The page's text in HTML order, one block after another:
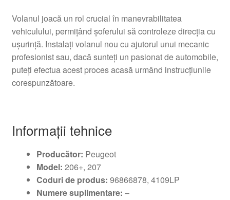
Volanul joacă un rol crucial în manevrabilitatea
vehiculului, permițând șoferului să controleze direcția cu
ușurință. Instalați volanul nou cu ajutorul unui mecanic
profesionist sau, dacă sunteți un pasionat de automobile,
puteți efectua acest proces acasă urmând instrucțiunile
corespunzătoare.
Informații tehnice
Producător: Peugeot
Model: 206+, 207
Coduri de produs: 96866878, 4109LP
Numere suplimentare: –